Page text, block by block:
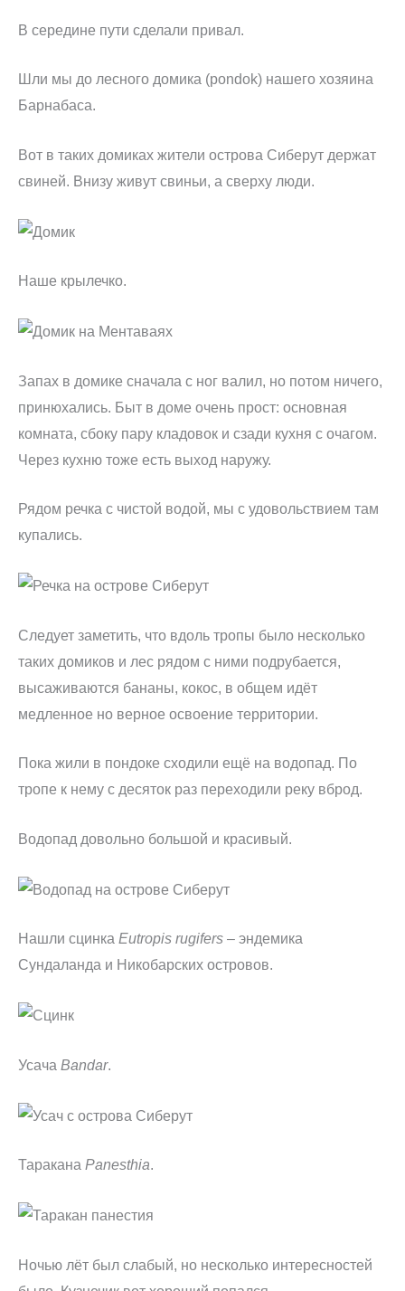
В середине пути сделали привал.
Шли мы до лесного домика (pondok) нашего хозяина
Барнабаса.
Вот в таких домиках жители острова Сиберут держат
свиней. Внизу живут свиньи, а сверху люди.
Наше крылечко.
Запах в домике сначала с ног валил, но потом ничего,
принюхались. Быт в доме очень прост: основная
комната, сбоку пару кладовок и сзади кухня с очагом.
Через кухню тоже есть выход наружу.
Рядом речка с чистой водой, мы с удовольствием там
купались.
Следует заметить, что вдоль тропы было несколько
таких домиков и лес рядом с ними подрубается,
высаживаются бананы, кокос, в общем идёт
медленное но верное освоение территории.
Пока жили в пондоке сходили ещё на водопад. По
тропе к нему с десяток раз переходили реку вброд.
Водопад довольно большой и красивый.
Нашли сцинка Eutropis rugifers – эндемика
Сундаланда и Никобарских островов.
Усача Bandar.
Таракана Panesthia.
Ночью лёт был слабый, но несколько интересностей